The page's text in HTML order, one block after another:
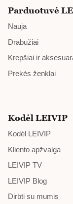
Parduotuvė
Nauja
Drabužiai
Krepšiai ir
Prekės ženklai
Kodėl LEIVIP
Kodėl LEIVIP
Kliento apžvalga
LEIVIP TV
LEIVIP Blog
Dirbti su mumis